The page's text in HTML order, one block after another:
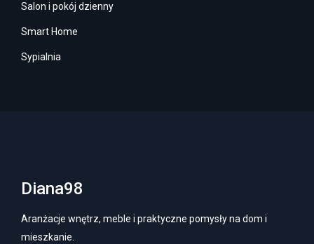
Salon i pokój dzienny
Smart Home
Sypialnia
Diana98
Aranżacje wnętrz, meble i praktyczne pomysły na dom i
mieszkanie.